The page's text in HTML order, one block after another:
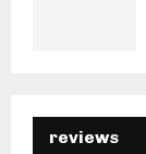
reviews